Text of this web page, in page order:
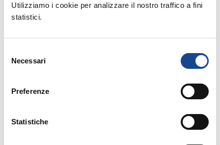
Utilizziamo i cookie per analizzare il nostro traffico a fini
statistici.
delNecessari
Preferenze
Statistiche
Allegati: